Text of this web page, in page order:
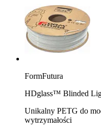
FormFutura
HDglass™ Blinded
Unikalny PETG do
wytrzymałości